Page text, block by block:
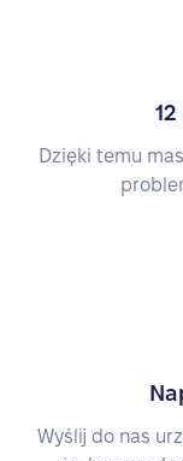
Dzięki temu
Wyślij do nas